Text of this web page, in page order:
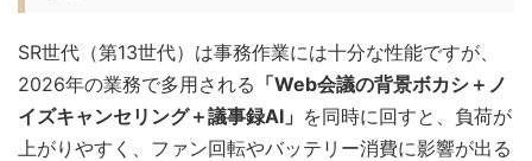
SR世代（第13世代）は事務作業には十分な性能ですが、
2026年の業務で多用される 「Web会議の背景ボカシ＋ノ
イズキャンセリング＋議事録AI」 を同時に回すと、負荷が
上がりやすく、ファン回転やバッテリー消費に影響が出る